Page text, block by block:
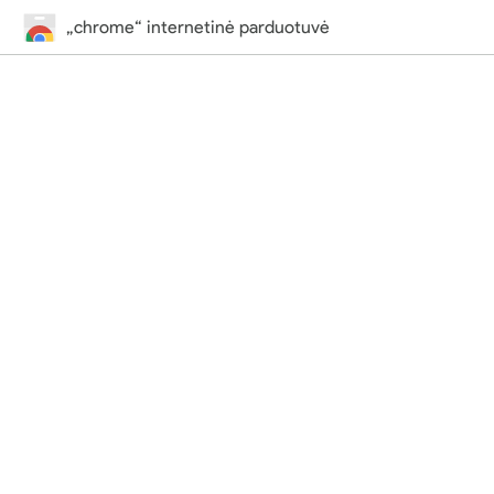
„chrome“ internetinė parduotuvė